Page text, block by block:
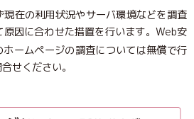
在の利用状況やサーバ環境などを調査
原因に合わせた措置を行います。Web安
ホームページの調査については無償で行
せください。